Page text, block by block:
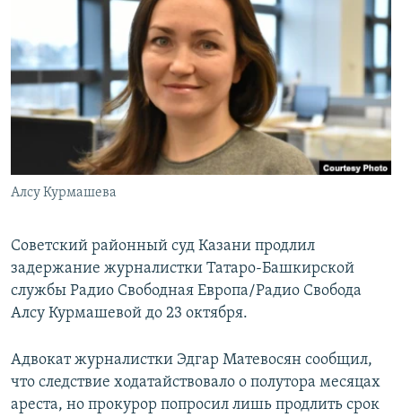
СИБИРЬ.РЕАЛИИ
РАСПИСАНИЕ ВЕЩАНИЯ
ПОДПИШИТЕСЬ НА РАССЫЛКУ
СОЦИАЛЬНЫЕ СЕТИ
Все сайты РСЕ/РС
Алсу Курмашева
Советский районный суд Казани продлил
задержание журналистки Татаро-Башкирской
службы Радио Свободная Европа/Радио Свобода
Алсу Курмашевой до 23 октября.
Адвокат журналистки Эдгар Матевосян сообщил,
что следствие ходатайствовало о полутора месяцах
ареста, но прокурор попросил лишь продлить срок